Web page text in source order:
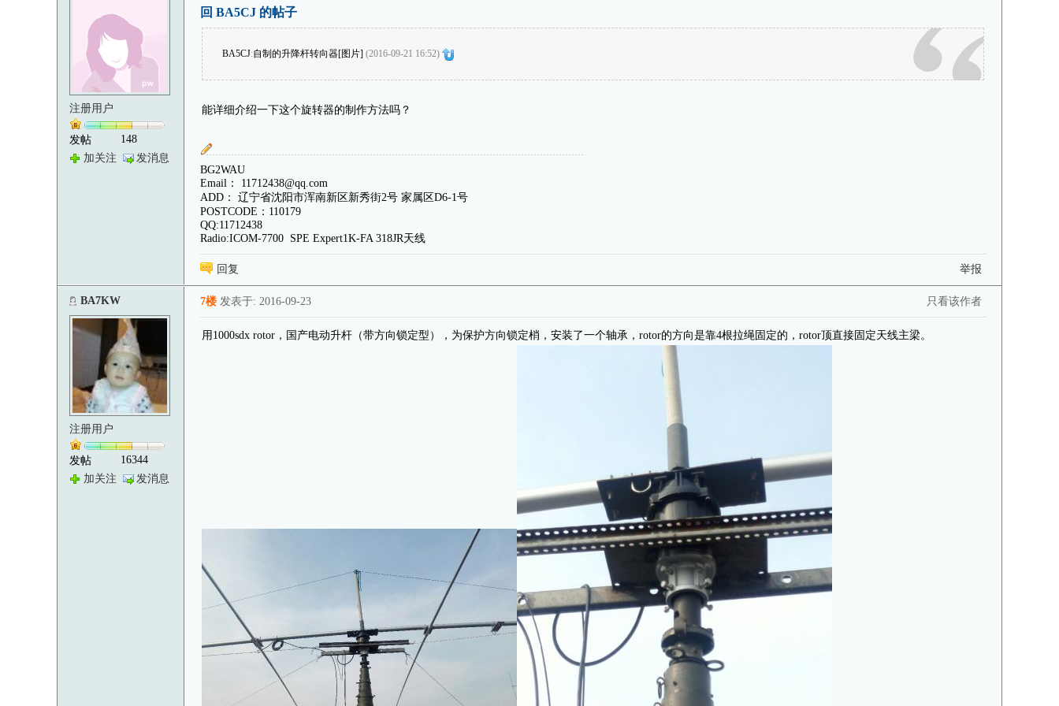
注册用户
发帖
148
加关注
发消息
回 BA5CJ 的帖子
BA5CJ:自制的升降杆转向器[图片] (2016-09-21 16:52)
能详细介绍一下这个旋转器的制作方法吗？
BG2WAU
Email： 11712438@qq.com
ADD： 辽宁省沈阳市浑南新区新秀街2号 家属区D6-1号
POSTCODE：110179
QQ:11712438
Radio:ICOM-7700 SPE Expert1K-FA 318JR天线
回复 举报
BA7KW
注册用户
发帖
16344
加关注
发消息
只看该作者
7楼 发表于: 2016-09-23
用1000sdx rotor，国产电动升杆（带方向锁定型），为保护方向锁定梢，安装了一个轴承，rotor的方向是靠4根拉绳固定的，rotor顶直接固定天线主梁。